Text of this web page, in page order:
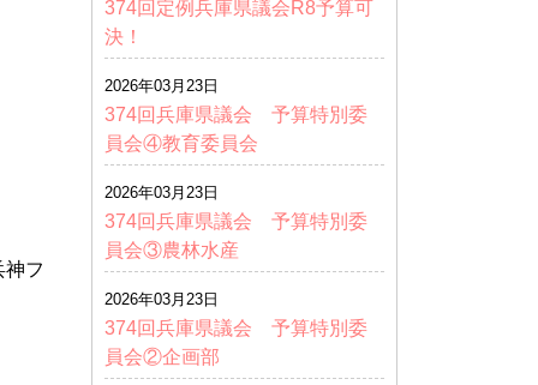
フ
374回定例兵庫県議会R8予算可
決！
2026年03月23日
374回兵庫県議会 予算特別委
員会④教育委員会
2026年03月23日
374回兵庫県議会 予算特別委
員会③農林水産
2026年03月23日
374回兵庫県議会 予算特別委
員会②企画部